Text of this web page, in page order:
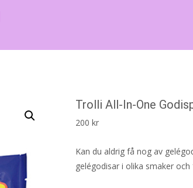
Trolli All-In-One
200 kr
Kan du aldrig få nog av
gelégodisar i olika smaker